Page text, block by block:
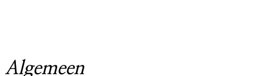
Algemeen